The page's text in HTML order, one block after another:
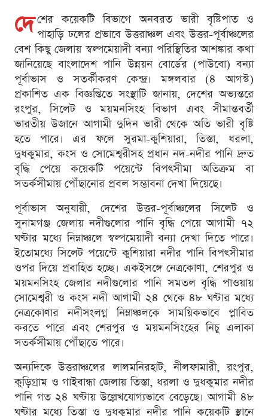
দে শের কয়েকটি বিভাগে অনবরত ভারী বৃষ্টিপাত ও
পাহাড়ি ঢলের প্রভাবে উত্তরাঞ্চল এবং উত্তর-পূর্বাঞ্চলের
বেশ কিছু জেলায় স্বল্পমেয়াদী বন্যা পরিস্থিতির আশঙ্কার কথা
জানিয়েছে বাংলাদেশ পানি উন্নয়ন বোর্ডের (পাউবো) বন্যা
পূর্বাভাস ও সতর্কীকরণ কেন্দ্র। মঙ্গলবার (৪ আগস্ট)
প্রকাশিত এক বিজ্ঞপ্তিতে সংস্থাটি জানায়, দেশের অভ্যন্তরে
রংপুর, সিলেট ও ময়মনসিংহ বিভাগ এবং সীমান্তবর্তী
ভারতীয় উজানে আগামী দুদিন ভারী থেকে অতি ভারী বৃষ্টি
হতে পারে। এর ফলে সুরমা-কুশিয়ারা, তিস্তা, ধরলা,
দুধকুমার, কংস ও সোমেশ্বরীসহ প্রধান নদ-নদীর পানি দ্রুত
বৃদ্ধি পেয়ে কয়েকটি পয়েন্টে বিপৎসীমা অতিক্রম বা
সতর্কসীমায় পৌঁছানোর প্রবল সম্ভাবনা দেখা দিয়েছে।
পূর্বাভাস অনুযায়ী, দেশের উত্তর-পূর্বাঞ্চলের সিলেট ও
সুনামগঞ্জ জেলায় নদীগুলোর পানি বৃদ্ধি পেয়ে আগামী ৭২
ঘণ্টার মধ্যে নিম্নাঞ্চলে স্বল্পমেয়াদী বন্যা দেখা দিতে পারে।
ইতোমধ্যে সিলেট পয়েন্টে কুশিয়ারা নদীর পানি বিপৎসীমার
ওপর দিয়ে প্রবাহিত হচ্ছে। একইসঙ্গে নেত্রকোণা, শেরপুর ও
ময়মনসিংহ জেলার নদীগুলোর পানি সমতল বৃদ্ধি পাওয়ায়
সোমেশ্বরী ও কংস নদী আগামী ২৪ থেকে ৪৮ ঘণ্টার মধ্যে
নেত্রকোণার নদীসংলগ্ন নিম্নাঞ্চলকে সাময়িকভাবে প্লাবিত
করতে পারে এবং শেরপুর ও ময়মনসিংহের নিচু এলাকা
সতর্কসীমায় পৌঁছাতে পারে।
অন্যদিকে উত্তরাঞ্চলের লালমনিরহাট, নীলফামারী, রংপুর,
কুড়িগ্রাম ও গাইবান্ধা জেলায় তিস্তা, ধরলা ও দুধকুমার নদীর
পানি গত ২৪ ঘণ্টায় উল্লেখযোগ্যভাবে বেড়েছে। আগামী ৪৮
ঘণ্টার মধ্যে তিস্তা ও দুধকুমার নদীর পানি কয়েকটি স্থানে